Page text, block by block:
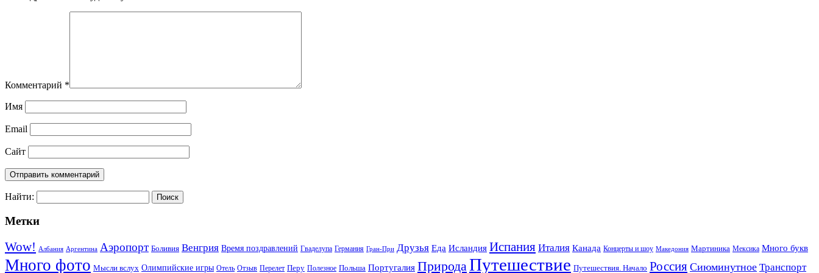
Комментарий *
Имя
Email
Сайт
Найти:
Метки
Wow! Албания Аргентина Аэропорт Боливия Венгрия Время поздравлений Гваделупа Германия Гран-При Друзья Еда Исландия Испания Италия Канада Концерты и шоу Македония Мартиника Мексика Много букв
Много фото Мысли вслух Олимпийские игры Отель Отзыв Перелет Перу Полезное Польша Португалия ПриродаПутешествие Путешествия. Начало Россия Сиюминутное Транспорт